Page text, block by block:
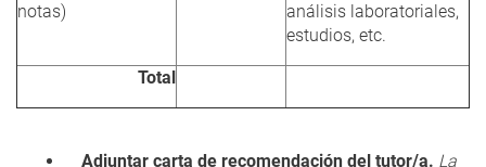
notas)
análisis laboratoriales,
estudios, etc.
Total
Adjuntar carta de recomendación del tutor/a. La